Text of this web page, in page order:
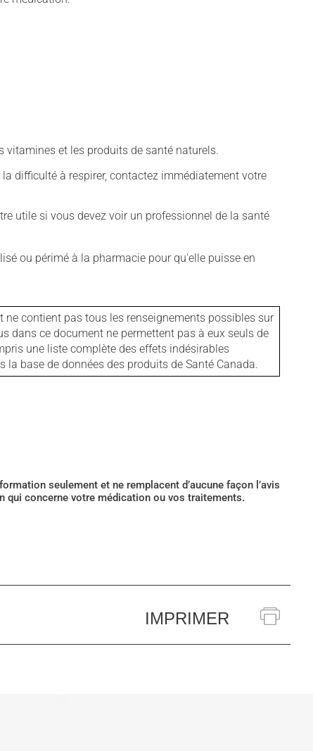
vitamines et les produits de santé naturels.
difficulté à respirer, contactez immédiatement votre
utile si vous devez voir un professionnel de la santé
ou périmé à la pharmacie pour qu'elle puisse en
contient pas tous les renseignements possibles sur
dans ce document ne permettent pas à eux seuls de
une liste complète des effets indésirables
base de données des produits de Santé Canada.
seulement et ne remplacent d’aucune façon l’avis
qui concerne votre médication ou vos traitements.
IMPRIMER